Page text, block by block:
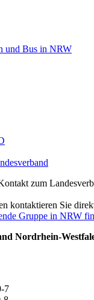
und Bus in NRW
zum
kontaktieren Sie
Gruppe in NRW
Nordrhein-
7